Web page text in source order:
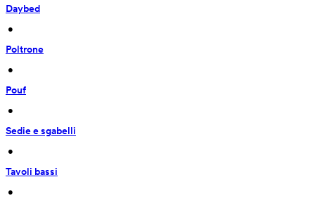
Daybed
•
Poltrone
•
Pouf
•
Sedie e sgabelli
•
Tavoli bassi
•